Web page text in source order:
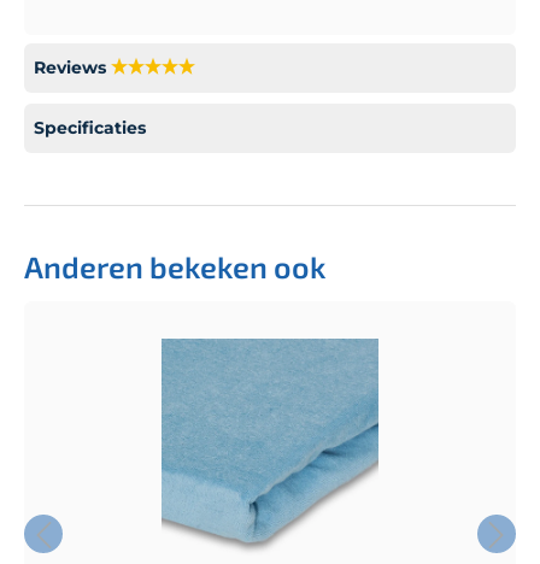
Reviews
Specificaties
Anderen bekeken ook